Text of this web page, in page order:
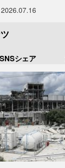
2026.07.16
SNSシェア